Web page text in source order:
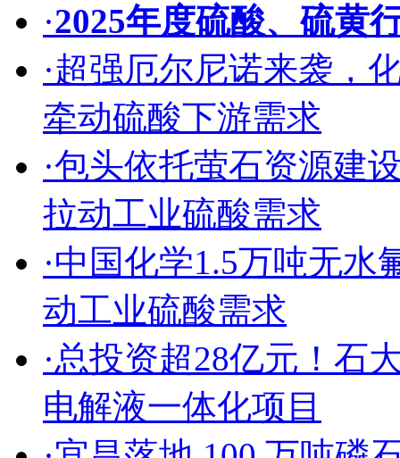
·2025年度硫酸、硫黄
·超强厄尔尼诺来袭，
牵动硫酸下游需求
·包头依托萤石资源建
拉动工业硫酸需求
·中国化学1.5万吨无水
动工业硫酸需求
·总投资超28亿元！石
电解液一体化项目